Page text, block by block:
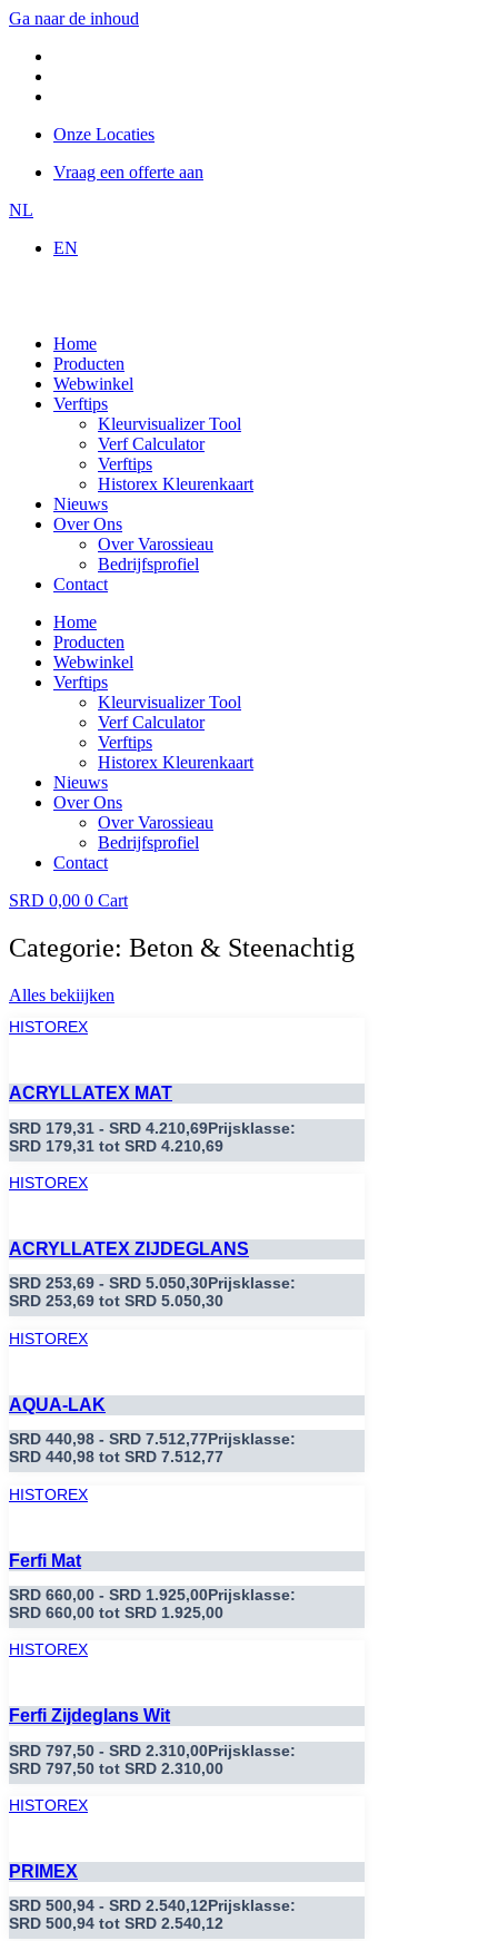
Ga naar de inhoud
Onze Locaties
Vraag een offerte aan
NL
EN
Home
Producten
Webwinkel
Verftips
Kleurvisualizer Tool
Verf Calculator
Verftips
Historex Kleurenkaart
Nieuws
Over Ons
Over Varossieau
Bedrijfsprofiel
Contact
Home
Producten
Webwinkel
Verftips
Kleurvisualizer Tool
Verf Calculator
Verftips
Historex Kleurenkaart
Nieuws
Over Ons
Over Varossieau
Bedrijfsprofiel
Contact
SRD 0,00 0 Cart
Categorie: Beton & Steenachtig
Alles bekiijken
HISTOREX
ACRYLLATEX MAT
SRD 179,31 - SRD 4.210,69Prijsklasse:
SRD 179,31 tot SRD 4.210,69
HISTOREX
ACRYLLATEX ZIJDEGLANS
SRD 253,69 - SRD 5.050,30Prijsklasse:
SRD 253,69 tot SRD 5.050,30
HISTOREX
AQUA-LAK
SRD 440,98 - SRD 7.512,77Prijsklasse:
SRD 440,98 tot SRD 7.512,77
HISTOREX
Ferfi Mat
SRD 660,00 - SRD 1.925,00Prijsklasse:
SRD 660,00 tot SRD 1.925,00
HISTOREX
Ferfi Zijdeglans Wit
SRD 797,50 - SRD 2.310,00Prijsklasse:
SRD 797,50 tot SRD 2.310,00
HISTOREX
PRIMEX
SRD 500,94 - SRD 2.540,12Prijsklasse:
SRD 500,94 tot SRD 2.540,12